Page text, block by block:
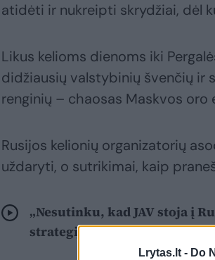
Lrytas.lt - Do
atidėti ir nukreipti skrydžiai, dėl
Likus kelioms dienoms iki
didžiausių valstybinių švenčių ir
renginių – chaosas Maskvos
Rusijos kelionių organizatorių
uždaryti, o sutrikimai, kaip
„Nesutinku, kad JAV stoja į
strategiją siekiant taikos